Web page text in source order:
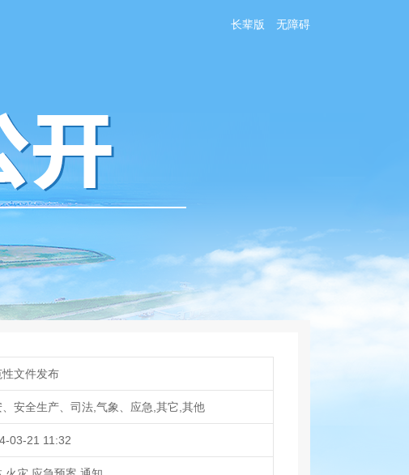
长辈版 无障碍
性文件发布
、安全生产、司法,气象、应急,其它,其他
03-21 11:32